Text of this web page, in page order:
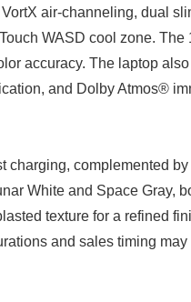
air-channeling, dual
WASD cool zone. The
accuracy. The laptop
and Dolby Atmos®
charging, complemented
White and Space Gray,
texture for a refined
and sales timing